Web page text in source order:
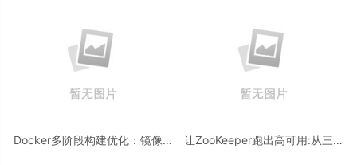
Docker多阶段构建优化：镜像体
让ZooKeeper跑出高可用:从三节